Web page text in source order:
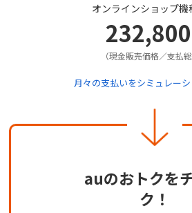
オンラインショップ機
232,800
（現金販売価格／支払総
月々の支払いをシミュレー
auのおトクを
ク！